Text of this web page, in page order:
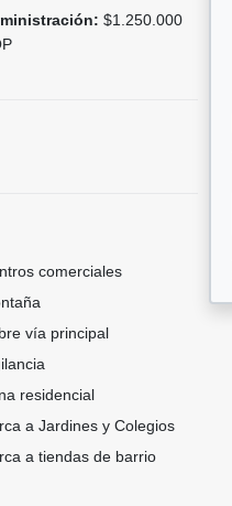
$1.250.000
comerciales
vía principal
residencial
a Jardines y Colegios
a tiendas de barrio